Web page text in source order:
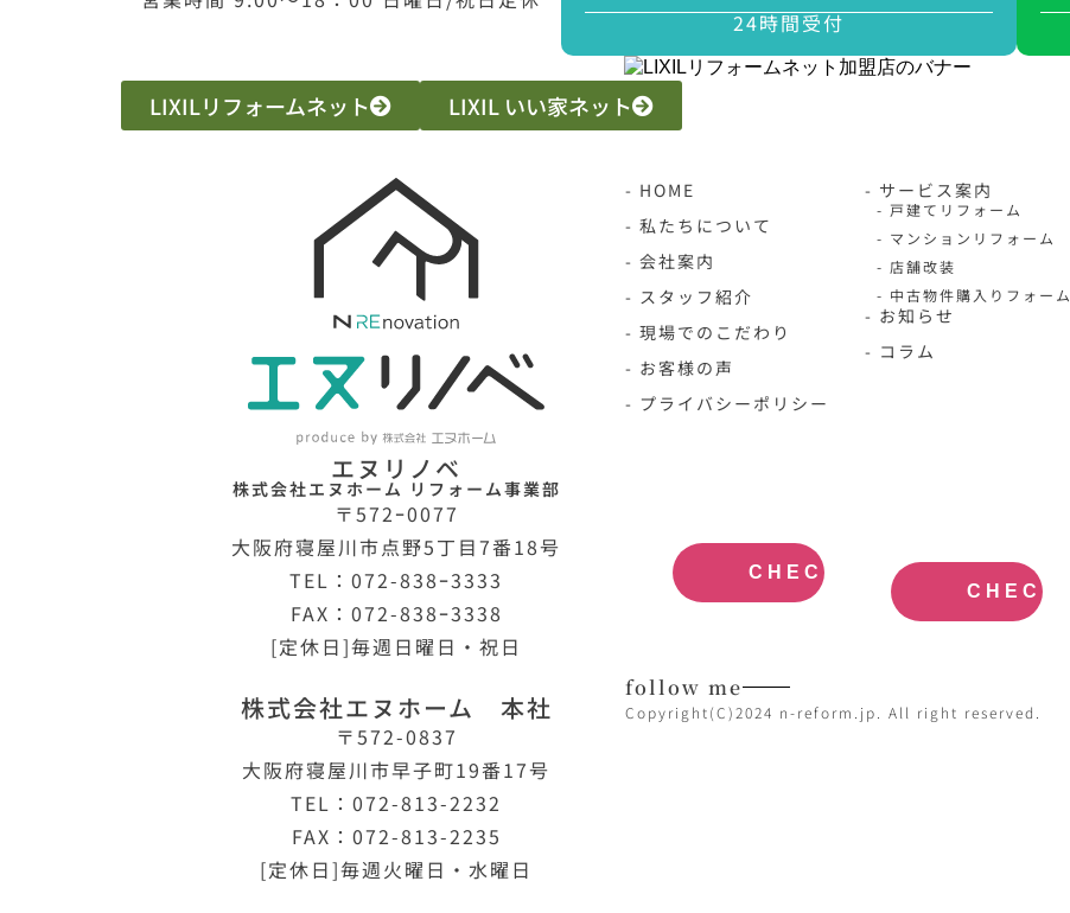
24時間受付
LIXILリフォームネット LIXIL いい家ネット
エヌリノベ
株式会社エヌホーム リフォーム事業部
〒572ｰ0077
大阪府寝屋川市点野5丁目7番18号
TEL：072-838ｰ3333
FAX：072-838ｰ3338
[定休日]毎週日曜日・祝日
株式会社エヌホーム 本社
〒572-0837
大阪府寝屋川市早子町19番17号
TEL：072-813-2232
FAX：072-813-2235
[定休日]毎週火曜日・水曜日
- HOME
- 私たちについて
- 会社案内
- スタッフ紹介
- 現場でのこだわり
- お客様の声
- プライバシーポリシー
- サービス案内
- 戸建てリフォーム
- マンションリフォーム
- 店舗改装
- 中古物件購入りフォーム
- お知らせ
- コラム
CHECK
CHECK
follow me
Copyright(C)2024 n-reform.jp. All right reserved.